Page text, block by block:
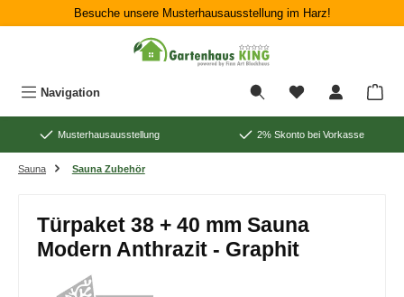
Zum Hauptinhalt springenBesuche unsere Musterhausausstellung im Harz!
Navigation
Musterhausausstellung 2% Skonto bei Vorkasse
Sauna Sauna Zubehör
Türpaket 38 + 40 mm Sauna
Modern Anthrazit - Graphit